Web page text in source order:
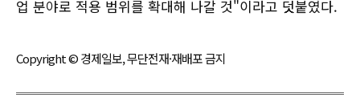
업 분야로 적용 범위를 확대해 나갈 것"이라고 덧붙였다.
Copyright © 경제일보, 무단전재·재배포 금지